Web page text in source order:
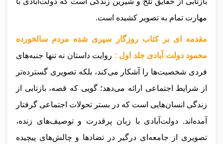
مهارت تمام به تصویر کشیده است.
مقدمه ای بر کتاب روزگار سپری شده مردم سالخورده
محمود دولت آبادی جلد اول : روایت داستان نه تنها جنبه‌های
فردی شخصیت‌ها را آشکار می‌کند، بلکه تصویری گسترده‌تر
از شرایط اجتماعی ارائه می‌دهد؛ گویی که قصه، بازتابی از
زندگی انسان‌هایی است که در بستر تحولات اجتماعی گرفتار
آمده‌اند. دولت‌آبادی با زبان پرقدرت و توصیف‌های زنده،
تصویری از جامعه‌ای درگیر در تضادها و چالش‌های پیچیده